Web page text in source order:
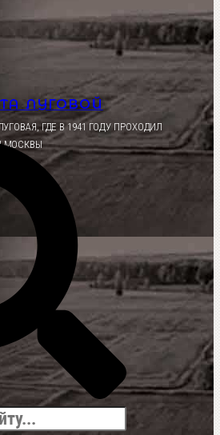
ЛУГОВОЙ
ГДЕ В 1941 ГОДУ ПРОХОДИЛ
МОСКВЫ